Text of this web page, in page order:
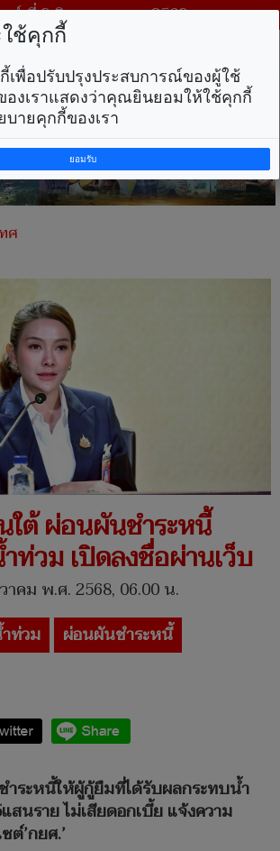
าร์ ที่ 8 สิงหาคม พ.ศ. 2569
ศ
ใต้ ผ่อนผันชำระหนี้
ท่วม เปิดลงชื่อผ่านเว็บ
คม พ.ศ. 2568, 06.00 น.
ท่วม
ผ่อนผันชำระหนี้
ระหนี้ให้ผู้กู้ยืมที่ได้รับผลกระทบน้ำ
สนราย ไม่เสียดอกเบี้ย แจ้งความ
ต์’กยศ.’
ช้คุกกี้
เพื่อปรับปรุงประสบการณ์ของผู้ใช้
องเราแสดงว่าคุณยินยอมให้ใช้คุกกี้
ายคุกกี้ของเรา
ยอมรับ